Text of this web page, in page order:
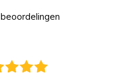
beoordelingen